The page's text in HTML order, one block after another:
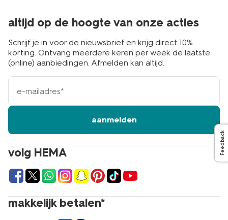
volg HEMA
makkelijk betalen*
altijd op de hoogte van onze acties
Schrijf je in voor de nieuwsbrief en krijg direct 10%
korting. Ontvang meerdere keren per week de laatste
(online) aanbiedingen. Afmelden kan altijd.
e-
mailadres
aanmelden
Feedback